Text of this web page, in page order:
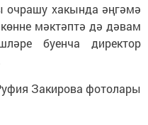
очрашу хакында әңгәмә
мәктәптә дә дәвам
буенча директор
Закирова фотолары